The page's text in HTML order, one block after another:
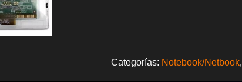
Categorías: Notebook/Netbook,